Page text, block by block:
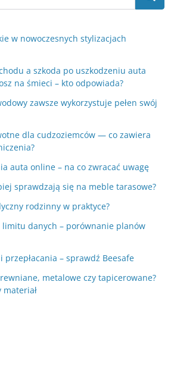
w nowoczesnych stylizacjach
a szkoda po uszkodzeniu auta
na śmieci – kto odpowiada?
zawsze wykorzystuje pełen swój
dla cudzoziemców — co zawiera
auta online – na co zwracać uwagę
sprawdzają się na meble tarasowe?
rodzinny w praktyce?
danych – porównanie planów
przepłacania – sprawdź Beesafe
metalowe czy tapicerowane?
materiał